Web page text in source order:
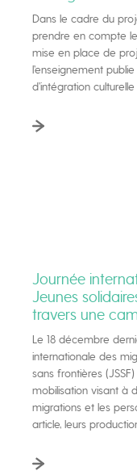
Dans le cadre du
prendre en compte
mise en place de
l’enseignement
d’intégration
Journée
Jeunes
travers une
Le 18 décembre
internationale des
sans frontières
mobilisation visant à
migrations et les
article, leurs